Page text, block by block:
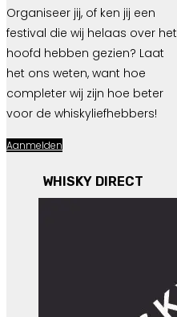
Organiseer jij, of ken jij een
festival die wij helaas over het
hoofd hebben gezien? Laat
het ons weten, want hoe
completer wij zijn hoe beter
voor de whiskyliefhebbers!
Aanmelden
WHISKY DIRECT